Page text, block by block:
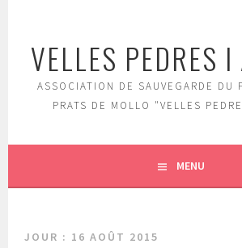
contenu
principal
VELLES PEDRES
ASSOCIATION DE SAUVEGARDE DU
PRATS DE MOLLO "VELLES
MENU
JOUR : 16 AOÛT 2015